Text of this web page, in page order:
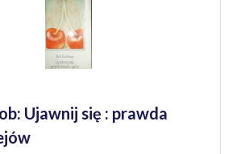
Ujawnij się : prawda